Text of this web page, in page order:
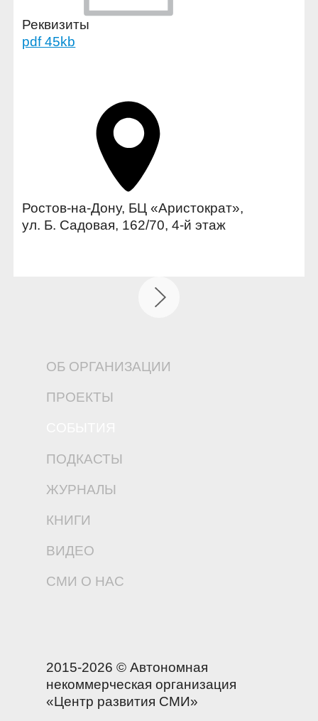
Реквизиты
pdf 45kb
Ростов-на-Дону, БЦ «Аристократ»,
ул. Б. Садовая, 162/70, 4-й этаж
ОБ ОРГАНИЗАЦИИ
ПРОЕКТЫ
ПОДКАСТЫ
ЖУРНАЛЫ
КНИГИ
ВИДЕО
СМИ О НАС
2015-2026 © Автономная
некоммерческая организация
«Центр развития СМИ»